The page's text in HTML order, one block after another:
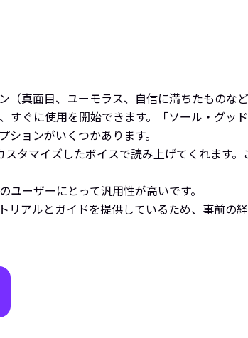
真面目、ユーモラス、自信に満ちたものなど
すぐに使用を開始できます。「ソール・グッ
ョンがいくつかあります。
タマイズしたボイスで読み上げてくれます
ーザーにとって汎用性が高いです。
アルとガイドを提供しているため、事前の